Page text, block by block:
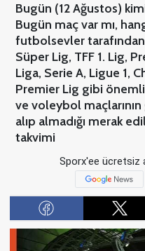
Bugün (12 Ağustos)
Bugün maç var mı,
futbolsevler
Süper Lig, TFF 1. Lig,
Liga, Serie A, Ligue 1,
Premier Lig gibi
ve voleybol
alıp almadığı merak
takvimi
Sporx'ee ücretsiz